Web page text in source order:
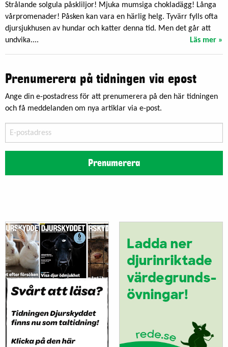
Strålande solgula påskliljor! Mjuka mumsiga chokladägg! Långa
vårpromenader! Påsken kan vara en härlig helg. Tyvärr fylls ofta
djursjukhusen av hundar och katter denna tid. Men det går att
undvika....
Läs mer »
Prenumerera på tidningen via epost
Ange din e-postadress för att prenumerera på den här tidningen
och få meddelanden om nya artiklar via e-post.
postadress
Prenumerera